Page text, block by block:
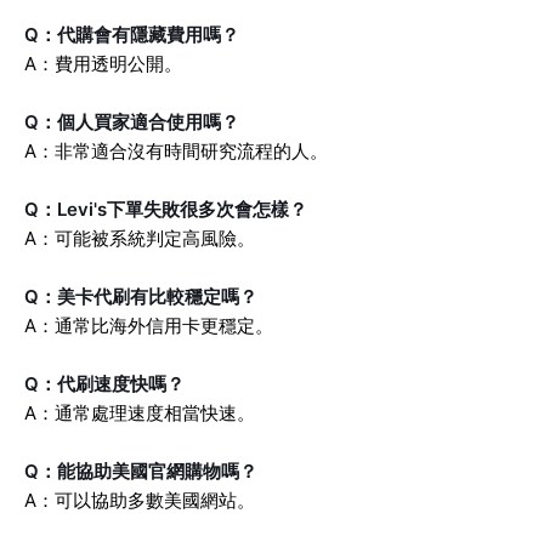
Q：代購會有隱藏費用嗎？
A：費用透明公開。
Q：個人買家適合使用嗎？
A：非常適合沒有時間研究流程的人。
Q：Levi's下單失敗很多次會怎樣？
A：可能被系統判定高風險。
Q：美卡代刷有比較穩定嗎？
A：通常比海外信用卡更穩定。
Q：代刷速度快嗎？
A：通常處理速度相當快速。
Q：能協助美國官網購物嗎？
A：可以協助多數美國網站。